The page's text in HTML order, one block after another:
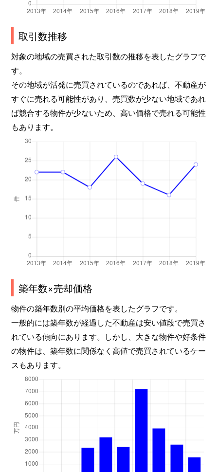
取引数推移
対象の地域の売買された取引数の推移を表したグラフで
す。
その地域が活発に売買されているのであれば、不動産が
すぐに売れる可能性があり、売買数が少ない地域であれ
ば競合する物件が少ないため、高い価格で売れる可能性
もあります。
築年数×売却価格
物件の築年数別の平均価格を表したグラフです。
一般的には築年数が経過した不動産は安い値段で売買さ
れている傾向にあります。しかし、大きな物件や好条件
の物件は、築年数に関係なく高値で売買されているケー
スもあります。